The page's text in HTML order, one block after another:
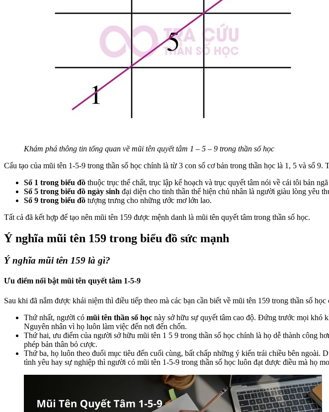
Khám phá thông tin tổng quan về mũi tên quyết tâm 1 – 5 – 9 trong thần số học
Cấu tạo của mũi tên 1-5-9 trong thần số học chính là từ 3 con số cơ bản trong thần học là 1, 5 và số 9.
Số 1 trong biểu đồ thuộc trục thể chất, trục lập kế hoạch và trục quyết tâm nói về cái tôi bản ngã
Số 5 trong biểu đồ ngày sinh đại diện cho tinh thần thể hiện chủ nhân là người giàu lòng yêu
Số 9 trong biểu đồ tượng trưng cho những ước mơ lớn lao.
Tất cả đã kết hợp để tạo nên mũi tên 159 được mệnh danh là mũi tên quyết tâm trong thần số học.
Ý nghĩa mũi tên 159 trong biểu đồ sức mạnh
Ý nghĩa mũi tên 159 là gì?
Ưu điểm nổi bật mũi tên quyết tâm 1-5-9
Sau khi đã nắm được khái niệm thì điều tiếp theo mà các bạn cần biết về mũi tên 159 trong thần số
Thứ nhất, người có mũi tên thần số học này sở hữu sự quyết tâm cao độ. Đứng trước mọi khó
Nguyên nhân vì họ luôn làm việc đến nơi đến chốn.
Thứ hai, ưu điểm của người sở hữu mũi tên 1 5 9 trong thần số học chính là họ dễ thành công
phép bản thân bỏ cược.
Thứ ba, họ luôn theo đuổi mục tiêu đến cuối cùng, bất chấp những ý kiến trái chiều bên ngoài.
tình yêu hay sự nghiệp thì người có mũi tên 1-5-9 trong thần số học luôn đạt được điều mà họ